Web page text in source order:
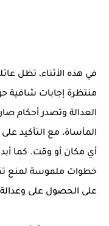
في هذه الأثناء، تظل
منتظرة إجابات شافية
العدالة وتصدر أحكام
المأساة، مع التأكيد
أي مكان أو وقت. كما
خطوات ملموسة لمنع
على الحصول على